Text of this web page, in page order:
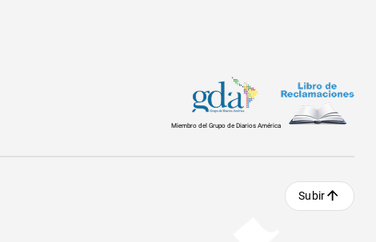
Miembro del Grupo de Diarios América
Subir